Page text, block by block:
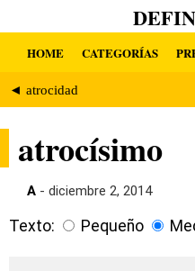
HOME CATEGORÍAS
◄ atrocidad
atrocísimo
A - diciembre 2, 2014
Texto: Pequeño